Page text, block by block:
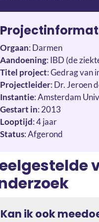
Orgaan: Darmen
Aandoening: IBD (de
Titel project: Gedrag van
Projectleider: Dr. Jeroen
Instantie: Amsterdam
Gestart in: 2013
Looptijd: 4 jaar
Status: Afgerond
Kan ik ook